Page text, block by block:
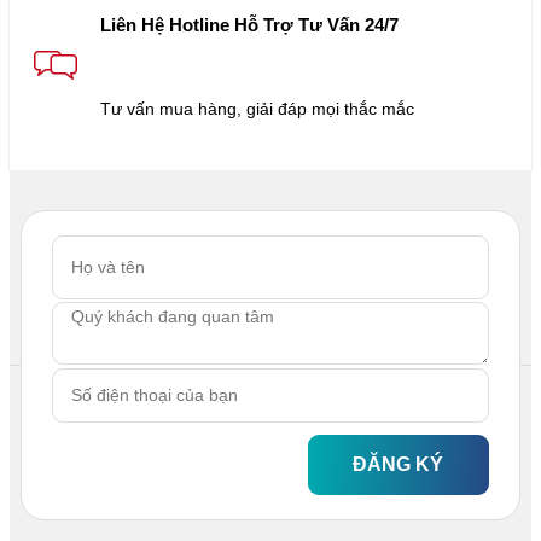
Liên Hệ Hotline Hỗ Trợ Tư Vấn 24/7
Tư vấn mua hàng, giải đáp mọi thắc mắc
ĐĂNG KÝ